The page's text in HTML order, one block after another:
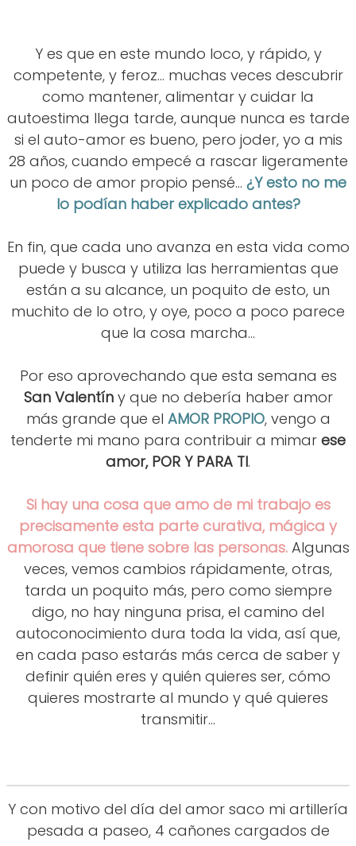
Y es que en este mundo loco, y rápido, y
competente, y feroz... muchas veces descubrir
como mantener, alimentar y cuidar la
autoestima llega tarde, aunque nunca es tarde
si el auto-amor es bueno, pero joder, yo a mis
28 años, cuando empecé a rascar ligeramente
un poco de amor propio pensé... ¿Y esto no me
lo podían haber explicado antes?
En fin, que cada uno avanza en esta vida como
puede y busca y utiliza las herramientas que
están a su alcance, un poquito de esto, un
muchito de lo otro, y oye, poco a poco parece
que la cosa marcha...
Por eso aprovechando que esta semana es
San Valentíny que no debería haber amor
más grande que el AMOR PROPIO, vengo a
tenderte mi mano para contribuir a mimar ese
amor, POR Y PARA TI.
Si hay una cosa que amo de mi trabajo es
precisamente esta parte curativa, mágica y
amorosa que tiene sobre las personas.Algunas
veces, vemos cambios rápidamente, otras,
tarda un poquito más, pero como siempre
digo, no hay ninguna prisa, el camino del
autoconocimiento dura toda la vida, así que,
en cada paso estarás más cerca de saber y
definir quién eres y quién quieres ser, cómo
quieres mostrarte al mundo y qué quieres
transmitir...
Y con motivo del día del amor saco mi artillería
pesada a paseo, 4 cañones cargados de